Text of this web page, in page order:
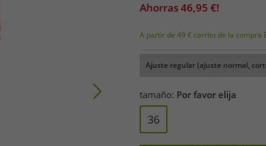
Ahorras46,95 €!
A partir de 49 € carrito de la compra
Ajuste regular (ajuste normal,
tamaño: Por favor elija
36